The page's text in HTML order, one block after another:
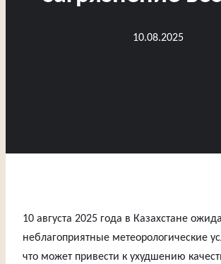
10.08.2025
10 августа 2025 года в Казахстане
неблагоприятные метеорологические
что может привести к ухудшению